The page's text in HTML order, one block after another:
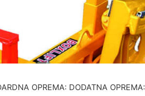
OPREMA: DODATNA OPREMA: